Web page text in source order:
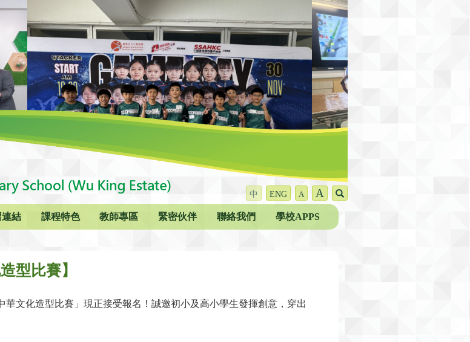
中 ENG A A
結 課程特色 教師專區 緊密伙伴 聯絡我們 學校APPS
型比賽】
華文化造型比賽」現正接受報名！誠邀初小及高小學生發揮創意，穿出